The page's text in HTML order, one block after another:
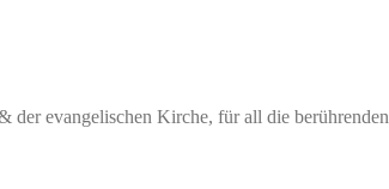
der evangelischen Kirche, für all die berührenden